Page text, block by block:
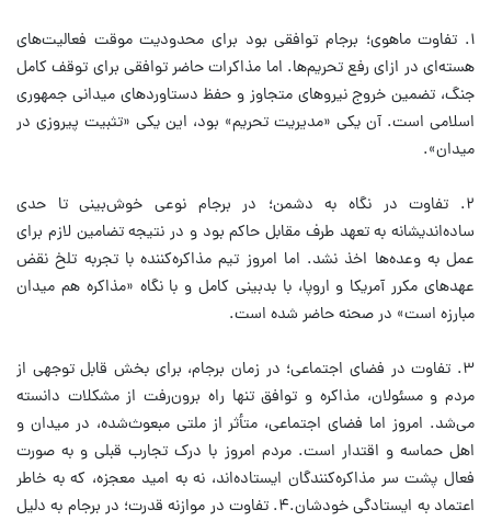
۱. تفاوت ماهوی؛ برجام توافقی بود برای محدودیت موقت فعالیت‌های
هسته‌ای در ازای رفع تحریم‌ها. اما مذاکرات حاضر توافقی برای توقف کامل
جنگ، تضمین خروج نیروهای متجاوز و حفظ دستاوردهای میدانی جمهوری
اسلامی است. آن یکی «مدیریت تحریم» بود، این یکی «تثبیت پیروزی در
میدان».
۲. تفاوت در نگاه به دشمن؛ در برجام نوعی خوش‌بینی تا حدی
ساده‌اندیشانه به تعهد طرف مقابل حاکم بود و در نتیجه تضامین لازم برای
عمل به وعده‌ها اخذ نشد. اما امروز تیم مذاکره‌کننده با تجربه تلخ نقض
عهدهای مکرر آمریکا و اروپا، با بدبینی کامل و با نگاه «مذاکره هم میدان
مبارزه است» در صحنه حاضر شده است.
۳. تفاوت در فضای اجتماعی؛ در زمان برجام، برای بخش قابل توجهی از
مردم و مسئولان، مذاکره و توافق تنها راه برون‌رفت از مشکلات دانسته
می‌شد. امروز اما فضای اجتماعی، متأثر از ملتی مبعوث‌شده، در میدان و
اهل حماسه و اقتدار است. مردم امروز با درک تجارب قبلی و به صورت
فعال پشت سر مذاکره‌کنندگان ایستاده‌اند، نه به امید معجزه، که به خاطر
اعتماد به ایستادگی خودشان.۴. تفاوت در موازنه قدرت؛ در برجام به دلیل